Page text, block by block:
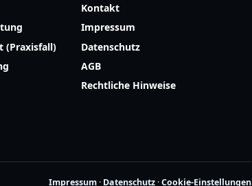
(Praxisfall)
Kontakt
Impressum
Datenschutz
AGB
Rechtliche Hinweise
Impressum · Datenschutz ·Cookie-Einstellungen